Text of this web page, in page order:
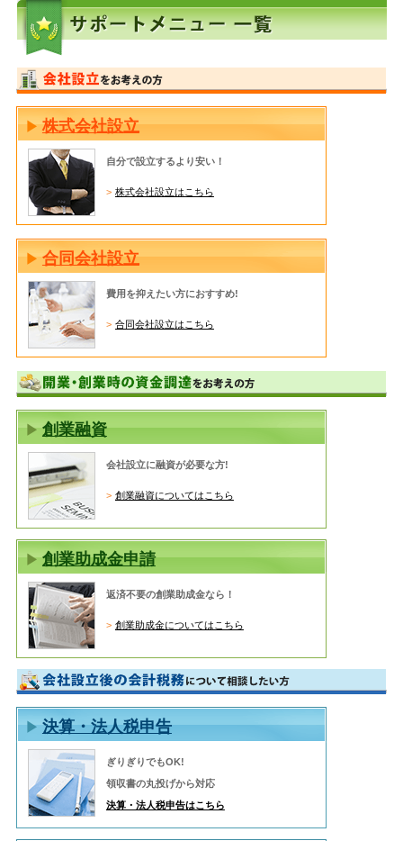
株式会社設立
自分で設立するより安い！
株式会社設立はこちら
合同会社設立
費用を抑えたい方におすすめ!
合同会社設立はこちら
創業融資
会社設立に融資が必要な方!
創業融資についてはこちら
創業助成金申請
返済不要の創業助成金なら！
創業助成金についてはこちら
決算・法人税申告
ぎりぎりでもOK!
領収書の丸投げから対応
決算・法人税申告はこちら